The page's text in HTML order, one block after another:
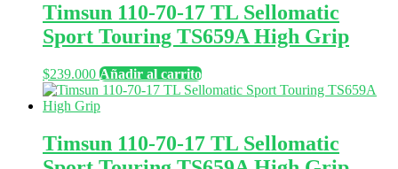
Timsun 110-70-17 TL Sellomatic
Sport Touring TS659A High Grip
$239.000 Añadir al carrito
Timsun 110-70-17 TL Sellomatic